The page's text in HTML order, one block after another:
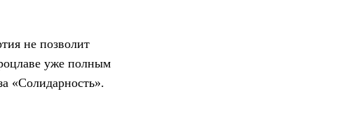
не позволит
уже полным
«Солидарность».